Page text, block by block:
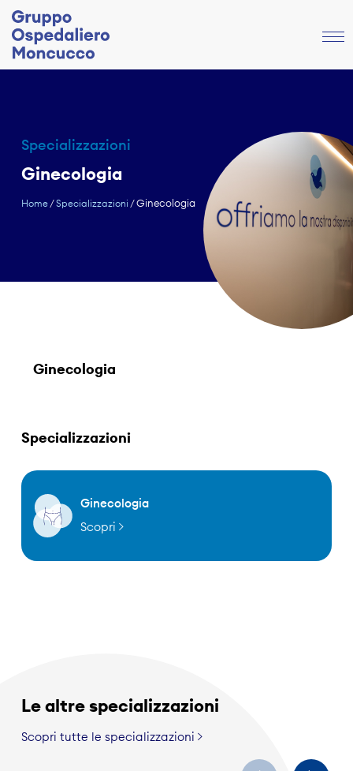
Specializzazioni
Ginecologia
Home /Specializzazioni /Ginecologia
Ginecologia
Specializzazioni
Ginecologia
Scopri
Le altre specializzazioni
Scopri tutte le specializzazioni